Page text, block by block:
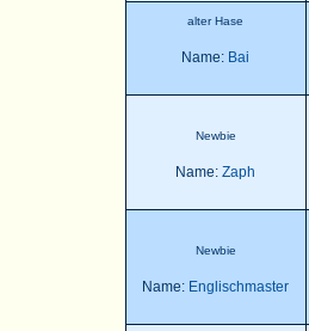
alter Hase
Name: Bai
Newbie
Name: Zaph
Newbie
Name: Englischmaster